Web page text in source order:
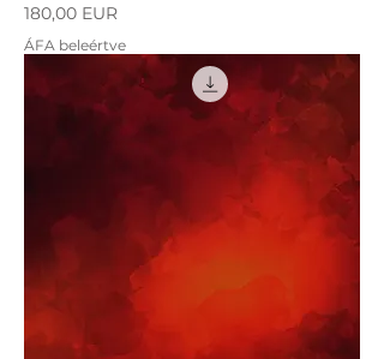
Ár
180,00 EUR
ÁFA beleértve